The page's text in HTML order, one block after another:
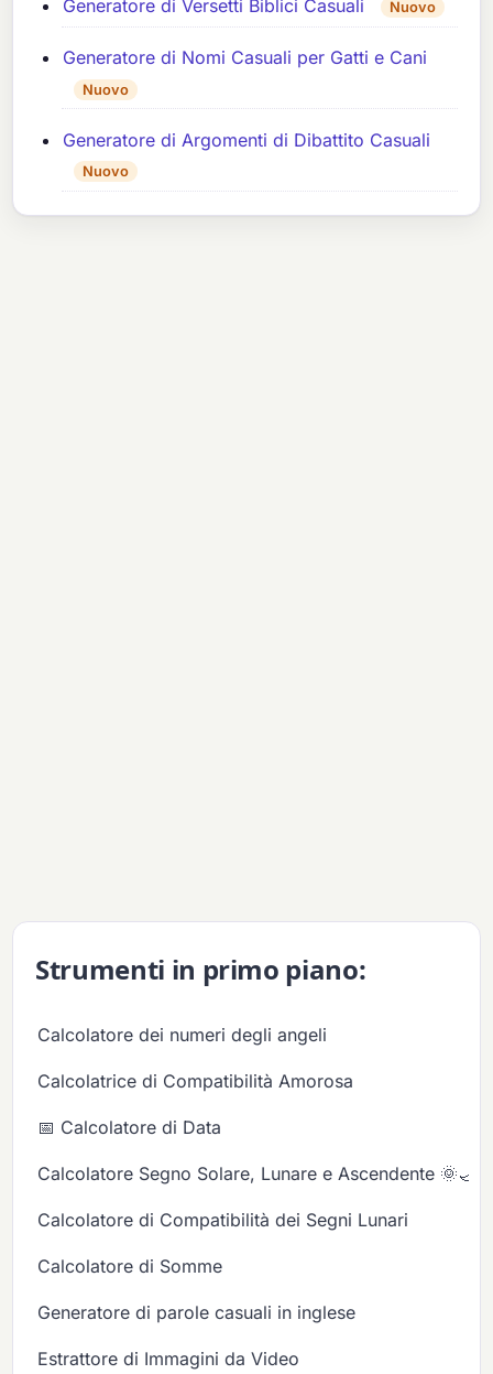
Generatore di Versetti Biblici Casuali Nuovo
Generatore di Nomi Casuali per Gatti e Cani
Nuovo
Generatore di Argomenti di Dibattito Casuali
Nuovo
Strumenti in primo piano:
Calcolatore dei numeri degli angeli
Calcolatrice di Compatibilità Amorosa
📅 Calcolatore di Data
Calcolatore Segno Solare, Lunare e Ascendente 🌞🌙✨
Calcolatore di Compatibilità dei Segni Lunari
Calcolatore di Somme
Generatore di parole casuali in inglese
Estrattore di Immagini da Video